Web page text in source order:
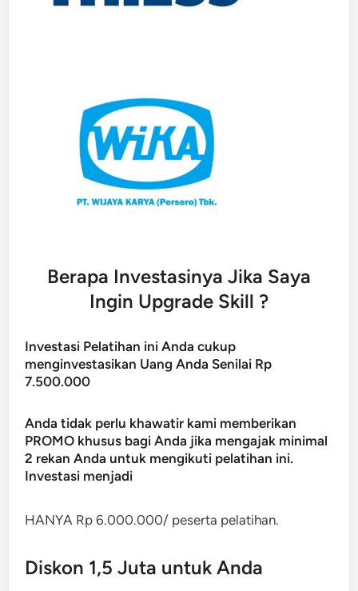
Berapa Investasinya Jika Saya
Ingin Upgrade Skill ?
Investasi Pelatihan ini Anda cukup
menginvestasikan Uang Anda Senilai Rp
7.500.000
Anda tidak perlu khawatir kami memberikan
PROMO khusus bagi Anda jika mengajak minimal
2 rekan Anda untuk mengikuti pelatihan ini.
Investasi menjadi
HANYA Rp 6.000.000/ peserta pelatihan.
Diskon 1,5 Juta untuk Anda